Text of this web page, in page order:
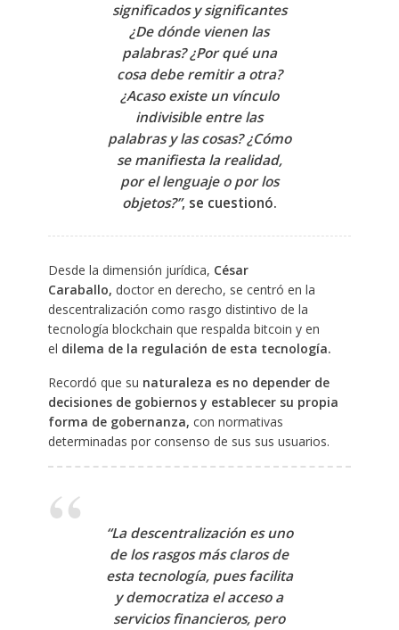
significados y significantes
¿De dónde vienen las
palabras? ¿Por qué una
cosa debe remitir a otra?
¿Acaso existe un vínculo
indivisible entre las
palabras y las cosas? ¿Cómo
se manifiesta la realidad,
por el lenguaje o por los
objetos?”, se cuestionó.
Desde la dimensión jurídica, César
Caraballo, doctor en derecho, se centró en la
descentralización como rasgo distintivo de la
tecnología blockchain que respalda bitcoin y en
el dilema de la regulación de esta tecnología.
Recordó que su naturaleza es no depender de
decisiones de gobiernos y establecer su propia
forma de gobernanza, con normativas
determinadas por consenso de sus sus usuarios.
“La descentralización es uno
de los rasgos más claros de
esta tecnología, pues facilita
y democratiza el acceso a
servicios financieros, pero